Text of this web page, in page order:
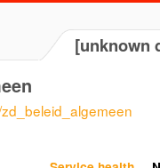
[unknown